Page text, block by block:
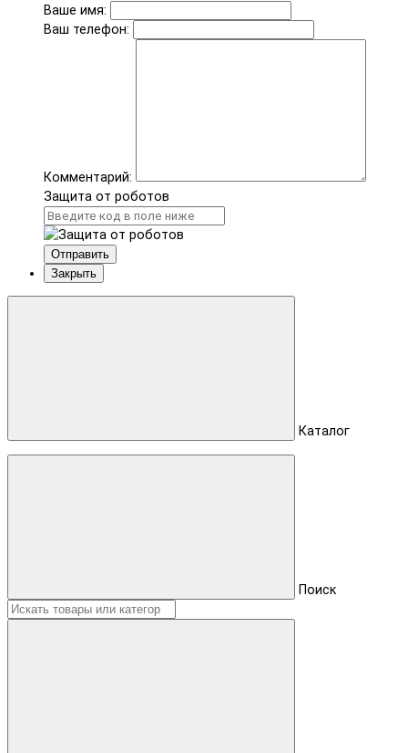
Ваше имя:
Ваш телефон:
Комментарий:
Защита от роботов
Отправить
Закрыть
Каталог
Поиск